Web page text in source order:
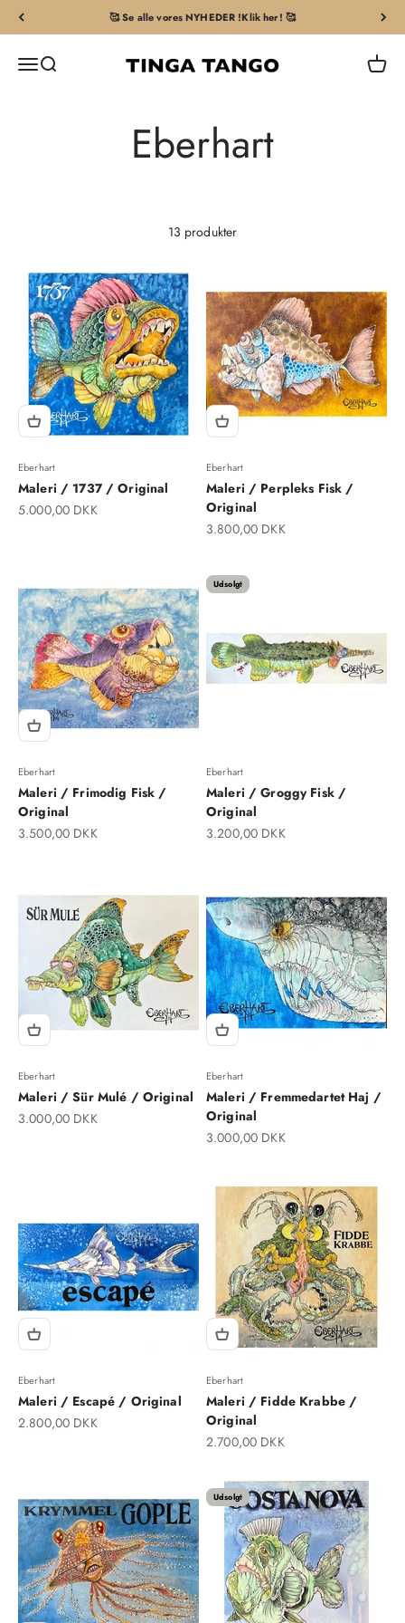
Spring til indhold 🥰 Se alle vores NYHEDER !Klik her! 🥰
Åbn navigationsmenu
Åbn søgefunktion
Tingatango
Åbn
13 produkter
Eberhart
Maleri / 1737 / Original
Salgspris
5.000,00 DKK
Eberhart
Maleri / Perpleks Fisk /
Original
Salgspris
3.800,00 DKK
Eberhart
Maleri / Frimodig Fisk /
Original
Salgspris
3.500,00 DKK
Udsolgt
Eberhart
Maleri / Groggy Fisk /
Original
Salgspris
3.200,00 DKK
Eberhart
Maleri / Sür Mulé / Original
Salgspris
3.000,00 DKK
Eberhart
Maleri / Fremmedartet Haj /
Original
Salgspris
3.000,00 DKK
Eberhart
Maleri / Escapé / Original
Salgspris
2.800,00 DKK
Eberhart
Maleri / Fidde Krabbe /
Original
Salgspris
2.700,00 DKK
Udsolgt